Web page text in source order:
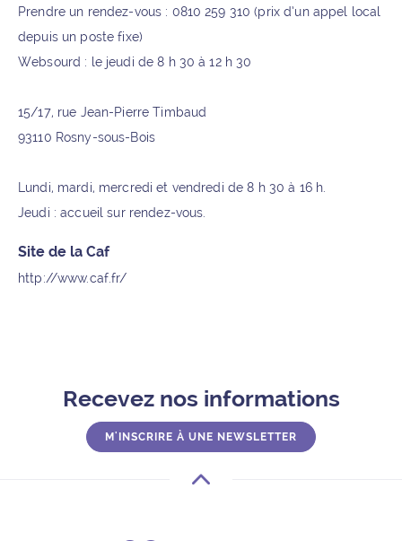
Prendre un rendez-vous : 0810 259 310 (prix d’un appel local
depuis un poste fixe)
Websourd : le jeudi de 8 h 30 à 12 h 30
15/17, rue Jean-Pierre Timbaud
93110 Rosny-sous-Bois
Lundi, mardi, mercredi et vendredi de 8 h 30 à 16 h.
Jeudi : accueil sur rendez-vous.
Site de la Caf
http://www.caf.fr/
Recevez nos informations
M'INSCRIRE À UNE NEWSLETTER